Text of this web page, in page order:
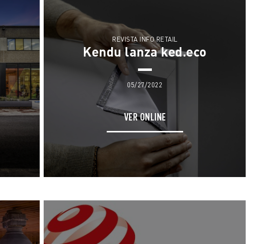
REVISTA INFO RETAIL
Kendu lanza ked.eco
05/27/2022
VER ONLINE